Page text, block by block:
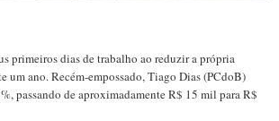
primeiros dias de trabalho ao reduzir a própria
um ano. Recém-empossado, Tiago Dias (PCdoB)
passando de aproximadamente R$ 15 mil para R$